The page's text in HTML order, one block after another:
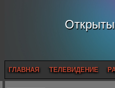
ГЛАВНАЯ ТЕЛЕВИДЕНИЕ